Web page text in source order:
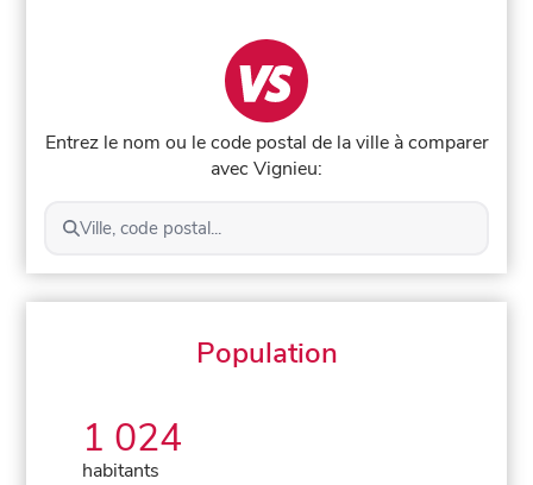
Entrez le nom ou le code postal de la ville à comparer
avec Vignieu:
Ville, code postal...
Population
1 024
habitants